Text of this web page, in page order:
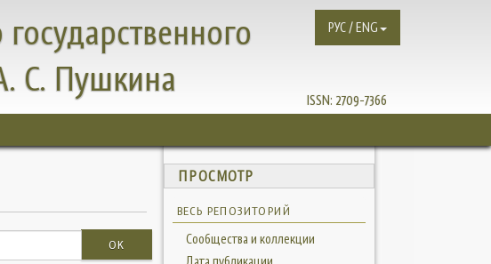
С. Пушкина
ISSN: 2709-7366
РУС / ENG
OK
ПРОСМОТР
ВЕСЬ РЕПОЗИТОРИЙ
Сообщества и коллекции